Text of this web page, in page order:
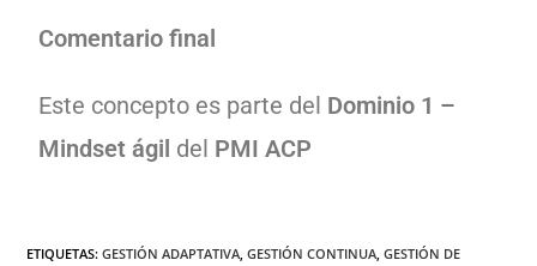
Comentario final
Este concepto es parte del Dominio 1 –
Mindset ágil del PMI ACP
ETIQUETAS:GESTIÓN ADAPTATIVA, GESTIÓN CONTINUA, GESTIÓN DE